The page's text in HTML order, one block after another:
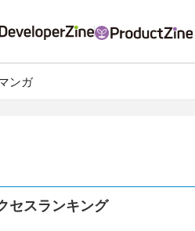
ンガ
セスランキング